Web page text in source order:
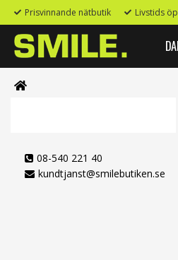
Prisvinnande nätbutik Livstids
08-540 221 40
kundtjanst@smilebutiken.se